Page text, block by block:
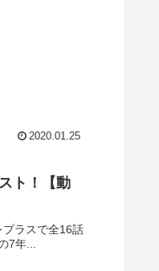
2020.01.25
ト！【動
ラスで全16話
7年...